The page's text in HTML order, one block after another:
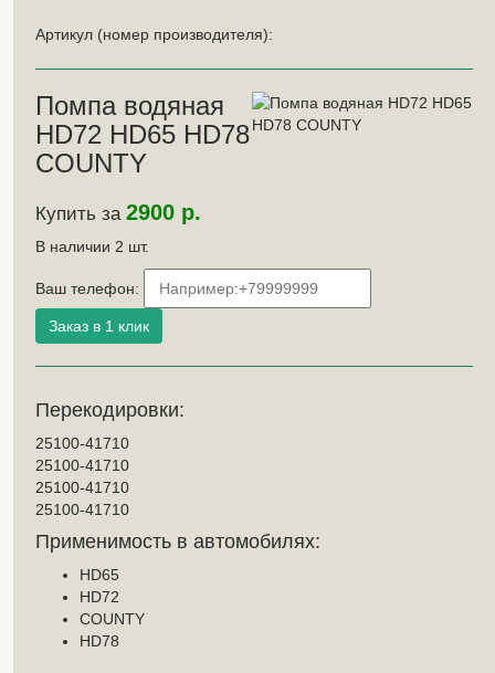
Артикул (номер производителя):
Помпа водяная
HD72 HD65 HD78
COUNTY
Купить за 2900 р.
В наличии 2 шт.
Ваш телефон:
Перекодировки:
25100-41710
25100-41710
25100-41710
25100-41710
Применимость в автомобилях:
HD65
HD72
COUNTY
HD78